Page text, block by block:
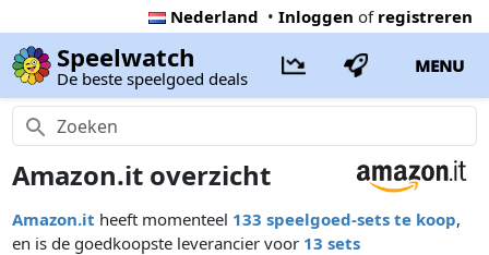
Nederland • Inloggen of registreren
Speelwatch
De beste speelgoed deals
MENU
Amazon.it overzicht
Amazon.it heeft momenteel 133 speelgoed-sets te koop,
en is de goedkoopste leverancier voor 13 sets